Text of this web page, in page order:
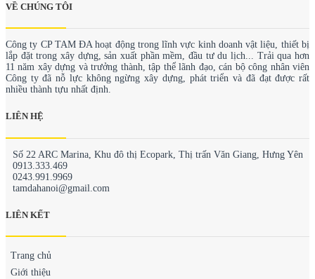
VỀ CHÚNG TÔI
Công ty CP TAM ĐA hoạt động trong lĩnh vực kinh doanh vật liệu, thiết bị
lắp đặt trong xây dựng, sản xuất phần mềm, đầu tư du lịch... Trải qua hơn
11 năm xây dựng và trưởng thành, tập thể lãnh đạo, cán bộ công nhân viên
Công ty đã nỗ lực không ngừng xây dựng, phát triển và đã đạt được rất
nhiều thành tựu nhất định.
LIÊN HỆ
Số 22 ARC Marina, Khu đô thị Ecopark, Thị trấn Văn Giang, Hưng Yên
0913.333.469
0243.991.9969
tamdahanoi@gmail.com
LIÊN KẾT
Trang chủ
Giới thiệu